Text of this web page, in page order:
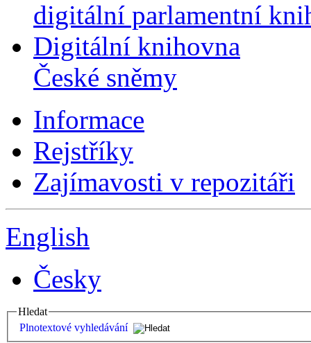
digitální parlamentní
Digitální knihovna
České sněmy
Informace
Rejstříky
Zajímavosti v repozitáři
English
Česky
Hledat
Plnotextové vyhledávání